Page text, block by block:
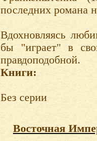
последних романа
Вдохновляясь
бы "играет" в
правдоподобной.
Книги:
Без серии
Восточная